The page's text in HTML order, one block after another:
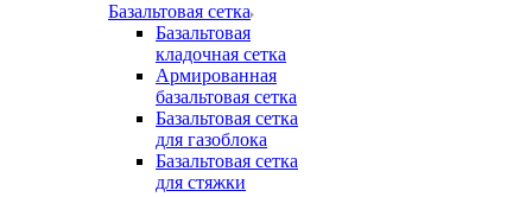
Базальтовая сетка
Базальтовая
кладочная сетка
Армированная
базальтовая сетка
Базальтовая сетка
для газоблока
Базальтовая сетка
для стяжки